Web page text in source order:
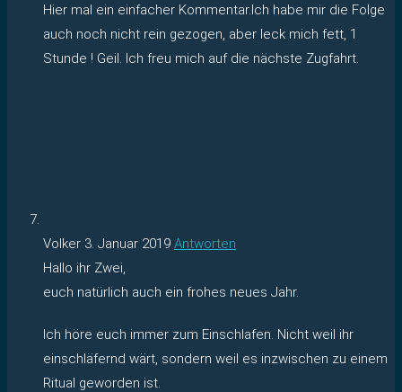
Hier mal ein einfacher Kommentar.Ich habe mir die Folge
auch noch nicht rein gezogen, aber leck mich fett, 1
Stunde ! Geil. Ich freu mich auf die nächste Zugfahrt.
Volker 3. Januar 2019 Antworten
Hallo ihr Zwei,
euch natürlich auch ein frohes neues Jahr.
Ich höre euch immer zum Einschlafen. Nicht weil ihr
einschläfernd wärt, sondern weil es inzwischen zu einem
Ritual geworden ist.